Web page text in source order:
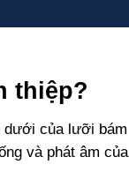
thiệp?
dưới của lưỡi bám
và phát âm của